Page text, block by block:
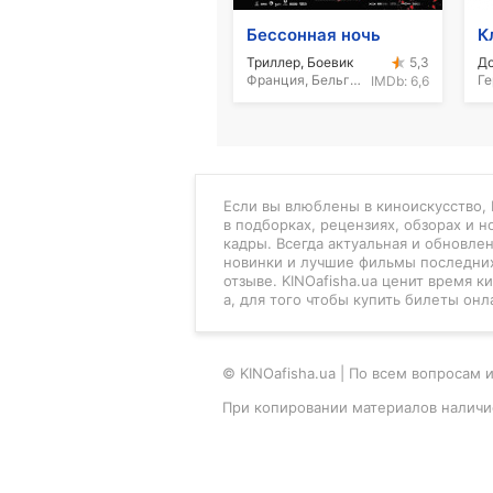
Бессонная ночь
Триллер, Боевик
Франция, Бельгия, Люксембург, 2011
5,3
IMDb: 6,6
Если вы влюблены в киноискусство,
в подборках, рецензиях, обзорах и
кадры. Всегда актуальная и
новинки и лучшие фильмы
отзыве. KINOafisha.ua ценит время
а, для того чтобы купить билеты
© KINOafisha.ua | По всем
При копировании материалов